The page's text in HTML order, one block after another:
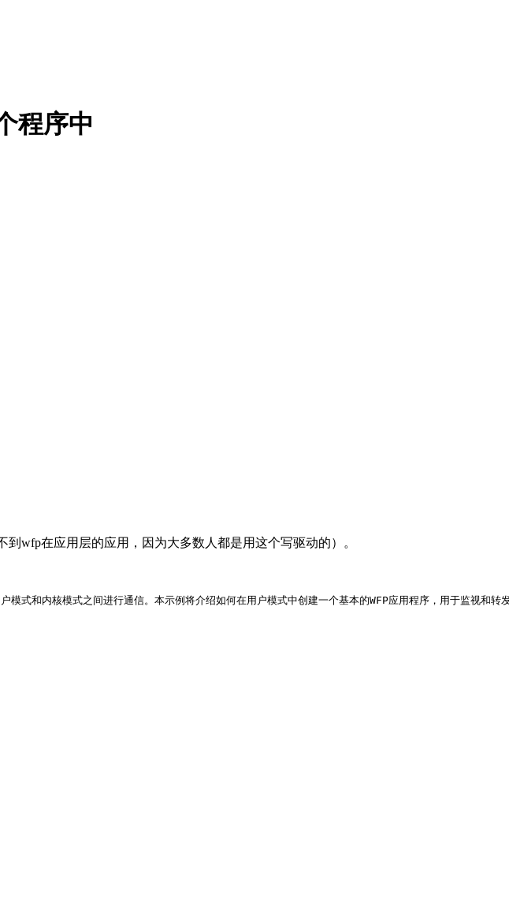
程序中
wfp在应用层的应用，因为大多数人都是用这个写驱动的）。
核模式之间进行通信。本示例将介绍如何在用户模式中创建一个基本的WFP应用程序，用于监视和转